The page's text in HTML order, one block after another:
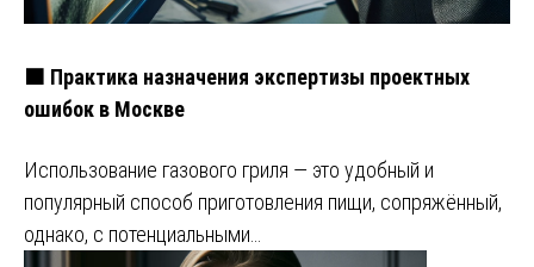
🟧 Практика назначения экспертизы проектных
ошибок в Москве
Использование газового гриля — это удобный и
популярный способ приготовления пищи, сопряжённый,
однако, с потенциальными…